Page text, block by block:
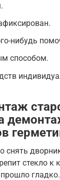
нибудь
способом.
стекло к